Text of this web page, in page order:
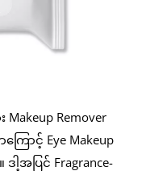
Remover
ြောင့် Eye Makeup
ပြင် Fragrance-